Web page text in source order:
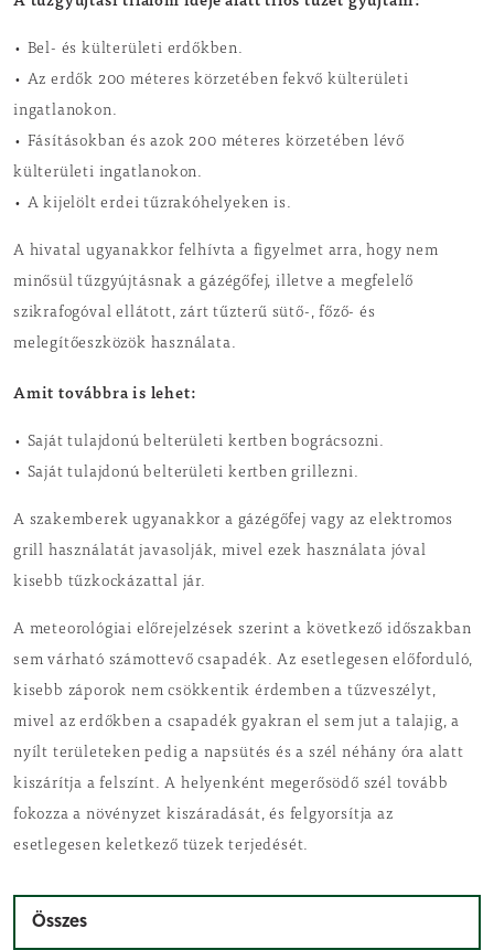
• Bel- és külterületi erdőkben.
• Az erdők 200 méteres körzetében fekvő külterületi
ingatlanokon.
• Fásításokban és azok 200 méteres körzetében lévő
külterületi ingatlanokon.
• A kijelölt erdei tűzrakóhelyeken is.
A hivatal ugyanakkor felhívta a figyelmet arra, hogy nem
minősül tűzgyújtásnak a gázégőfej, illetve a megfelelő
szikrafogóval ellátott, zárt tűzterű sütő-, főző- és
melegítőeszközök használata.
Amit továbbra is lehet:
• Saját tulajdonú belterületi kertben bográcsozni.
• Saját tulajdonú belterületi kertben grillezni.
A szakemberek ugyanakkor a gázégőfej vagy az elektromos
grill használatát javasolják, mivel ezek használata jóval
kisebb tűzkockázattal jár.
A meteorológiai előrejelzések szerint a következő időszakban
sem várható számottevő csapadék. Az esetlegesen előforduló,
kisebb záporok nem csökkentik érdemben a tűzveszélyt,
mivel az erdőkben a csapadék gyakran el sem jut a talajig, a
nyílt területeken pedig a napsütés és a szél néhány óra alatt
kiszárítja a felszínt. A helyenként megerősödő szél tovább
fokozza a növényzet kiszáradását, és felgyorsítja az
esetlegesen keletkező tüzek terjedését.
Összes